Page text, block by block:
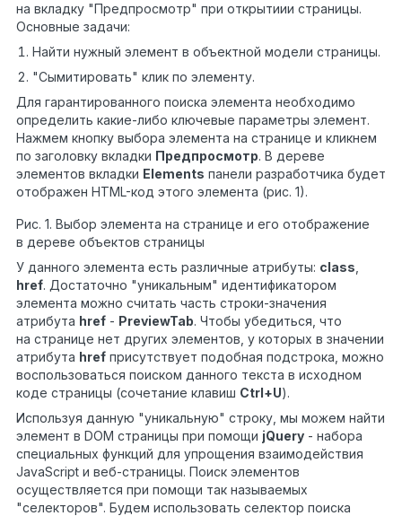
на вкладку "Предпросмотр" при открытиии страницы.
Основные задачи:
Найти нужный элемент в объектной модели страницы.
"Сымитировать" клик по элементу.
Для гарантированного поиска элемента необходимо
определить какие-либо ключевые параметры элемент.
Нажмем кнопку выбора элемента на странице и кликнем
по заголовку вкладки Предпросмотр. В дереве
элементов вкладки Elements панели разработчика будет
отображен HTML-код этого элемента (рис. 1).
Рис. 1. Выбор элемента на странице и его отображение
в дереве объектов страницы
У данного элемента есть различные атрибуты: class
href. Достаточно "уникальным" идентификатором
элемента можно считать часть строки-значения
атрибута href - PreviewTab. Чтобы убедиться, что
на странице нет других элементов, у которых в значении
атрибута href присутствует подобная подстрока, можно
воспользоваться поиском данного текста в исходном
коде страницы (сочетание клавиш Ctrl+U).
Используя данную "уникальную" строку, мы можем найти
элемент в DOM страницы при помощи jQuery - набора
специальных функций для упрощения взаимодействия
JavaScript и веб-страницы. Поиск элементов
осуществляется при помощи так называемых
"селекторов". Будем использовать селектор поиска